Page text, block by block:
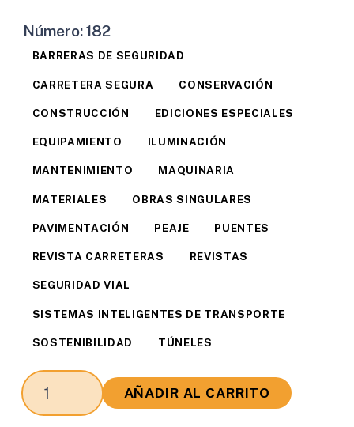
Número:182
BARRERAS DE SEGURIDAD
CARRETERA SEGURA CONSERVACIÓN
CONSTRUCCIÓN EDICIONES ESPECIALES
EQUIPAMIENTO ILUMINACIÓN
MANTENIMIENTO MAQUINARIA
MATERIALES OBRAS SINGULARES
PAVIMENTACIÓN PEAJE PUENTES
REVISTA CARRETERAS REVISTAS
SEGURIDAD VIAL
SISTEMAS INTELIGENTES DE TRANSPORTE
SOSTENIBILIDAD TÚNELES
Revista
Carreteras
AÑADIR AL CARRITO